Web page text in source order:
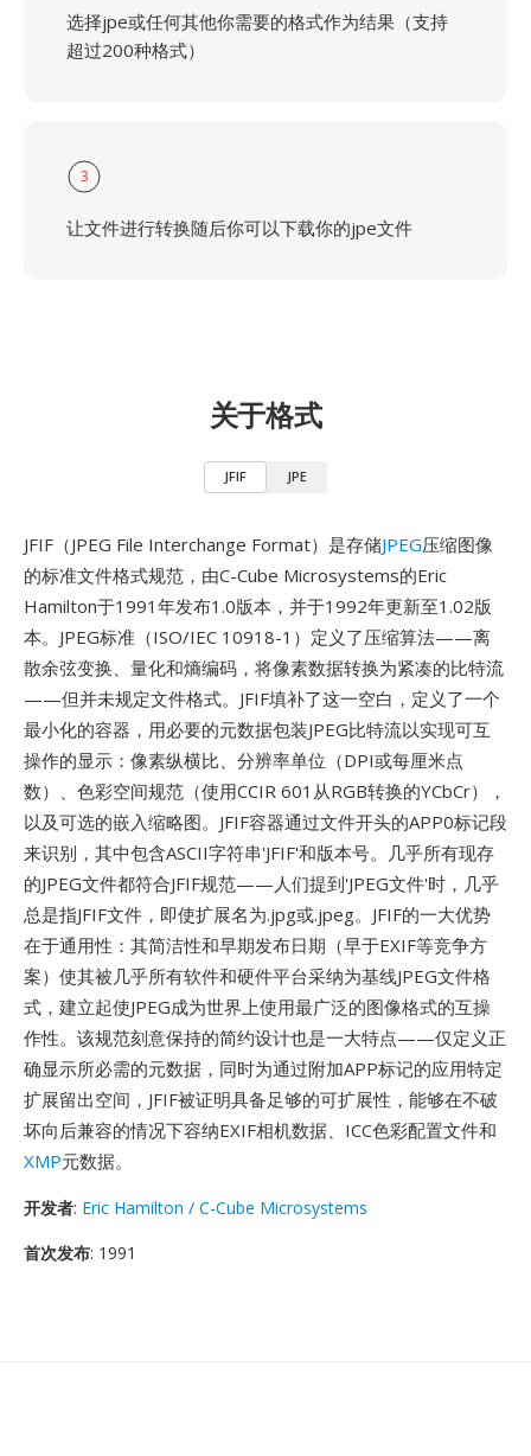
选择jpe或任何其他你需要的格式作为结果（支持
超过200种格式）
3
让文件进行转换随后你可以下载你的jpe文件
关于格式
JFIF JPE
JFIF（JPEG File Interchange Format）是存储JPEG压缩图像
的标准文件格式规范，由C-Cube Microsystems的Eric
Hamilton于1991年发布1.0版本，并于1992年更新至1.02版
本。JPEG标准（ISO/IEC 10918-1）定义了压缩算法——离
散余弦变换、量化和熵编码，将像素数据转换为紧凑的比特流
——但并未规定文件格式。JFIF填补了这一空白，定义了一个
最小化的容器，用必要的元数据包装JPEG比特流以实现可互
操作的显示：像素纵横比、分辨率单位（DPI或每厘米点
数）、色彩空间规范（使用CCIR 601从RGB转换的YCbCr），
以及可选的嵌入缩略图。JFIF容器通过文件开头的APP0标记段
来识别，其中包含ASCII字符串'JFIF'和版本号。几乎所有现存
的JPEG文件都符合JFIF规范——人们提到'JPEG文件'时，几乎
总是指JFIF文件，即使扩展名为.jpg或.jpeg。JFIF的一大优势
在于通用性：其简洁性和早期发布日期（早于EXIF等竞争方
案）使其被几乎所有软件和硬件平台采纳为基线JPEG文件格
式，建立起使JPEG成为世界上使用最广泛的图像格式的互操
作性。该规范刻意保持的简约设计也是一大特点——仅定义正
确显示所必需的元数据，同时为通过附加APP标记的应用特定
扩展留出空间，JFIF被证明具备足够的可扩展性，能够在不破
坏向后兼容的情况下容纳EXIF相机数据、ICC色彩配置文件和
XMP元数据。
开发者: Eric Hamilton / C-Cube Microsystems
首次发布: 1991